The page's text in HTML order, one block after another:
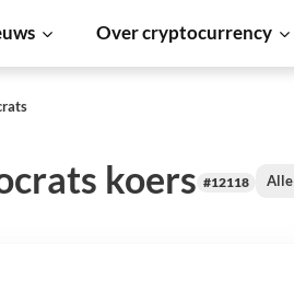
Over cryptocurrency
koers #12118 Alle